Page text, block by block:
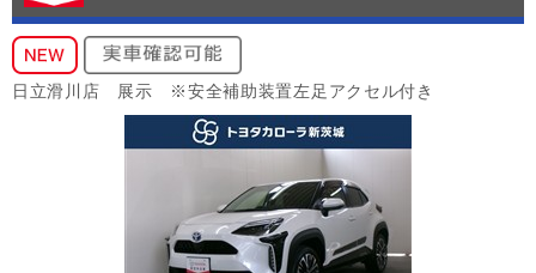
日立滑川店 展示 ※安全補助装置左足アクセル付き